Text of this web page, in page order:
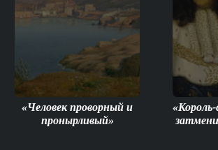
«Человек проворный и
пронырливый»